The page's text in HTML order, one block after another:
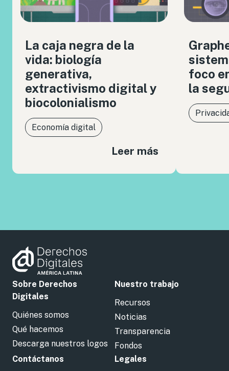
La caja negra de la
vida: biología
generativa,
extractivismo digital y
biocolonialismo
Economía digital
Leer más
foco
la
Sobre Derechos
Digitales
Quiénes somos
Qué hacemos
Descarga nuestros logos
Nuestro trabajo
Recursos
Noticias
Transparencia
Fondos
Contáctanos
Legales